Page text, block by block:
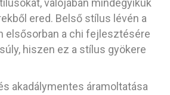
valójában mindegyikük
ered. Belső stílus lévén a
elsősorban a chi fejlesztésére
hiszen ez a stílus gyökere
akadálymentes áramoltatása